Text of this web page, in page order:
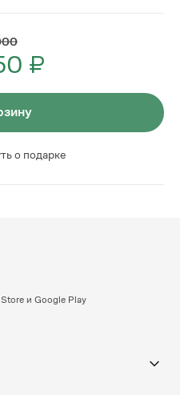
₽
о подарке
и Google Play